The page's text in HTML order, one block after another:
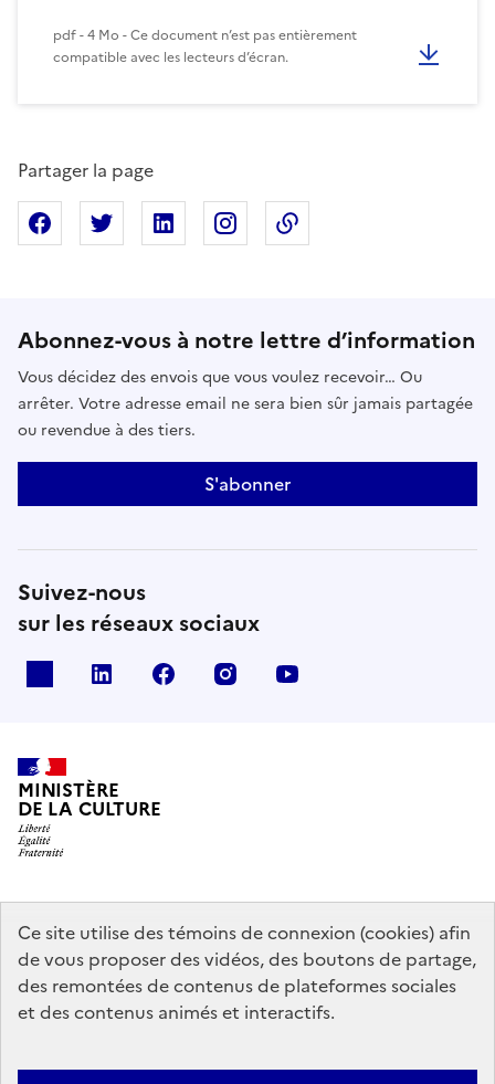
Ce site utilise des témoins de connexion (cookies) afin
de vous proposer des vidéos, des boutons de partage,
des remontées de contenus de plateformes sociales
et des contenus animés et interactifs.
pdf - 4 Mo - Ce document n’est pas entièrement
compatible avec les lecteurs d’écran.
Partager la page
Partager sur Facebook
Partager sur XPartager sur Linkedin
Partager sur Instagram
Abonnez-vous à notre lettre d’information
Vous décidez des envois que vous voulez recevoir… Ou
arrêter. Votre adresse email ne sera bien sûr jamais partagée
ou revendue à des tiers.
S'abonner
Suivez-nous
sur les réseaux sociaux
linkedin facebook instagram
MINISTÈRE
DE LA CULTURE
data.gouv.fr legifrance.gouv.fr
info.gouv.fr
service-public.gouv.fr
Contact Mentions légales Accessibilité : partiellement conforme